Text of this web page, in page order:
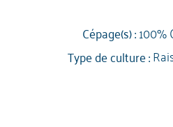
Cépage(s) :100%
Type de culture :